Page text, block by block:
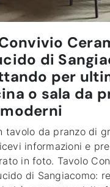
di
per
o sala da
tavolo da pranzo di
informazioni e
in foto. Tavolo
di Sangiacomo: